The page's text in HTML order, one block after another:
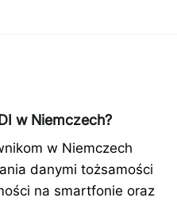
w Niemczech?
w Niemczech
danymi tożsamości
na smartfonie oraz